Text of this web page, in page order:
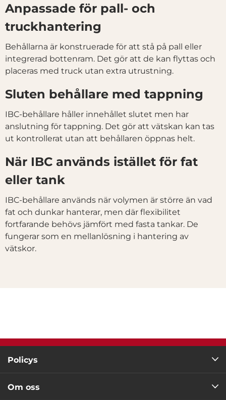
Anpassade för pall- och
truckhantering
Behållarna är konstruerade för att stå på pall eller
integrerad bottenram. Det gör att de kan flyttas och
placeras med truck utan extra utrustning.
Sluten behållare med tappning
IBC-behållare håller innehållet slutet men har
anslutning för tappning. Det gör att vätskan kan tas
ut kontrollerat utan att behållaren öppnas helt.
När IBC används istället för fat
eller tank
IBC-behållare används när volymen är större än vad
fat och dunkar hanterar, men där flexibilitet
fortfarande behövs jämfört med fasta tankar. De
fungerar som en mellanlösning i hantering av
vätskor.
Policys
Om oss